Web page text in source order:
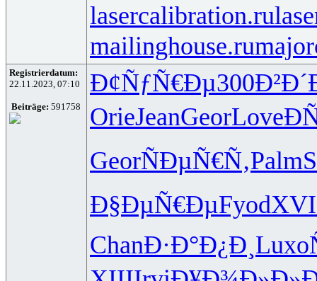
lasercalibration.ru
mailinghouse.ru
Registrierdatum:
22.11.2023, 07:10
Beiträge: 591758
Ð¢ÑƒÑ€Ðµ300
OrieJeanGeorLove
GeorÑÐµÑ€Ñ‚Palm
Ð§ÐµÑ€ÐµFyod
ChanÐ·Ð°Ð¿Ð¸ Luxo